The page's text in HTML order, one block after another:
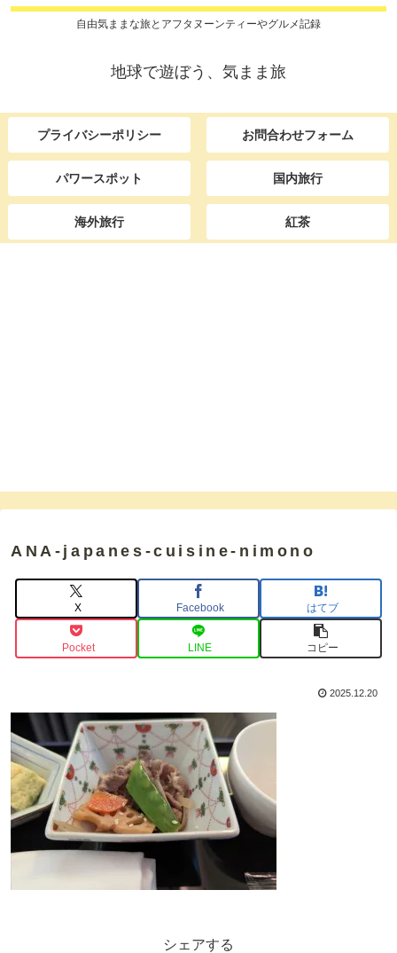
自由気ままな旅とアフタヌーンティーやグルメ記録
地球で遊ぼう、気まま旅
プライバシーポリシー お問合わせフォーム
パワースポット 国内旅行
海外旅行 紅茶
ANA-japanes-cuisine-nimono
X Facebook はてブ
Pocket LINE コピー
2025.12.20
シェアする